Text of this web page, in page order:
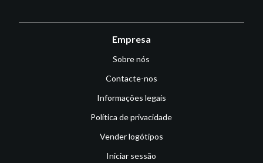
Empresa
Sobre nós
Contacte-nos
Informações legais
Política de privacidade
Vender logótipos
Iniciar sessão